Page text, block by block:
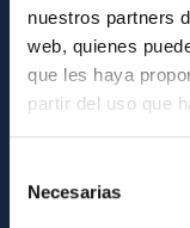
nuestros partners
web, quienes
que les haya
partir del uso que
Necesarias
Contact
How to get to the
List of personnel
Library
General register